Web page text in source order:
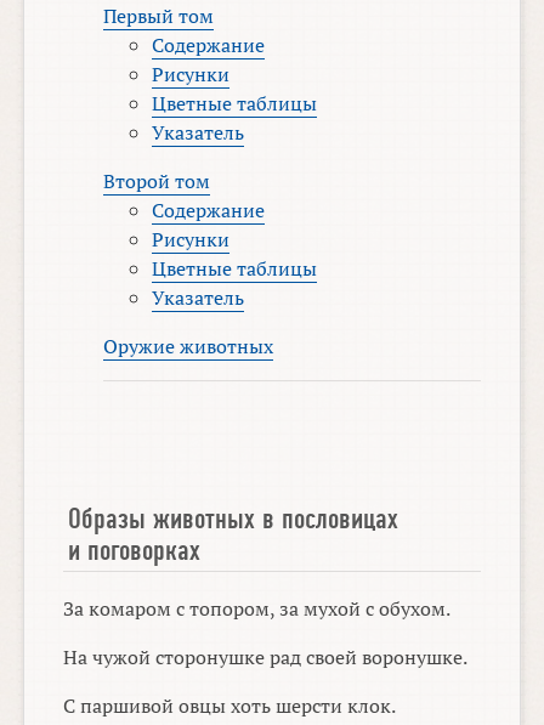
Первый том
Содержание
Рисунки
Цветные таблицы
Указатель
Второй том
Содержание
Рисунки
Цветные таблицы
Указатель
Оружие животных
Образы животных в пословицах
и поговорках
За комаром с топором, за мухой с обухом.
На чужой сторонушке рад своей воронушке.
С паршивой овцы хоть шерсти клок.